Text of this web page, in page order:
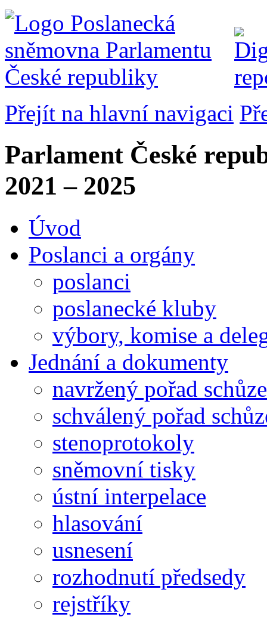
Přejít na hlavní navigaci
Parlament České
2021 – 2025
Úvod
Poslanci a orgány
poslanci
poslanecké kluby
výbory, komise a
Jednání a dokumenty
navržený pořad schůze
schválený pořad
stenoprotokoly
sněmovní tisky
ústní interpelace
hlasování
usnesení
rozhodnutí předsedy
rejstříky